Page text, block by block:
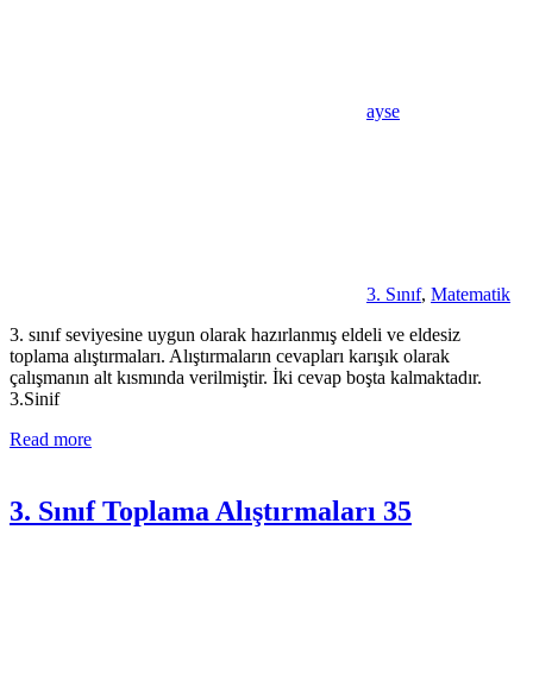
ayse
3. Sınıf, Matematik
3. sınıf seviyesine uygun olarak hazırlanmış eldeli ve eldesiz
toplama alıştırmaları. Alıştırmaların cevapları karışık olarak
çalışmanın alt kısmında verilmiştir. İki cevap boşta kalmaktadır.
3.Sinif
Read more
3. Sınıf Toplama Alıştırmaları 35